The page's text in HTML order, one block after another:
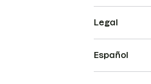
Legal
Español